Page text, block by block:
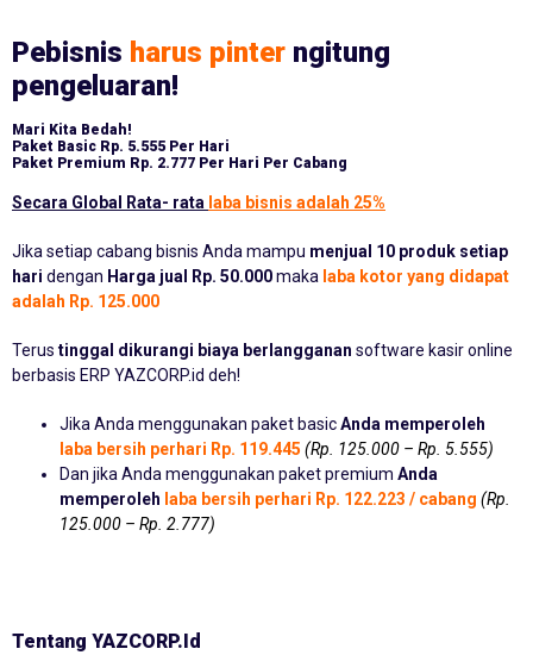
Pebisnis harus pinter ngitung
pengeluaran!
Mari Kita Bedah!
Paket Basic Rp. 5.555 Per Hari
Paket Premium Rp. 2.777 Per Hari Per Cabang
Secara Global Rata- rata laba bisnis adalah 25%
Jika setiap cabang bisnis Anda mampu menjual 10 produk setiap
hari dengan Harga jual Rp. 50.000maka laba kotor yang didapat
adalah Rp. 125.000
Terus tinggal dikurangi biaya berlangganan software kasir online
berbasis ERP YAZCORP.id deh!
Jika Anda menggunakan paket basicAnda memperoleh
laba bersih perhari Rp. 119.445 (Rp. 125.000 – Rp. 5.555)
Dan jika Anda menggunakan paket premium Anda
memperoleh laba bersih perhari Rp. 122.223 / cabang (Rp.
125.000 – Rp. 2.777)
Tentang YAZCORP.id